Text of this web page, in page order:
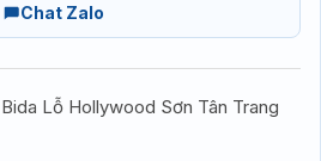
Chat Zalo
Lỗ Hollywood Sơn Tân Trang